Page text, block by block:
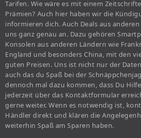
Tarifen. Wie wäre es mit einem
Prämien? Auch hier haben wir die
informieren dich. Auch Deals aus
uns ganz genau an. Dazu gehören
Konsolen aus anderen Ländern wie
England und besonders China, mit den
guten Preisen. Uns ist nicht nur der
auch das du Spaß bei der
dennoch mal dazu kommen, dass Du
jederzeit über das Kontaktformular
gerne weiter. Wenn es notwendig ist,
Händler direkt und klären die
weiterhin Spaß am Sparen haben.